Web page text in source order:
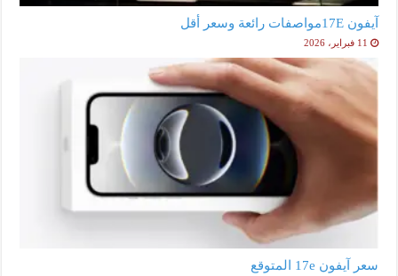
آيفون 17Eمواصفات رائعة وسعر أقل
11 فبراير، 2026
سعر آيفون 17e المتوقع